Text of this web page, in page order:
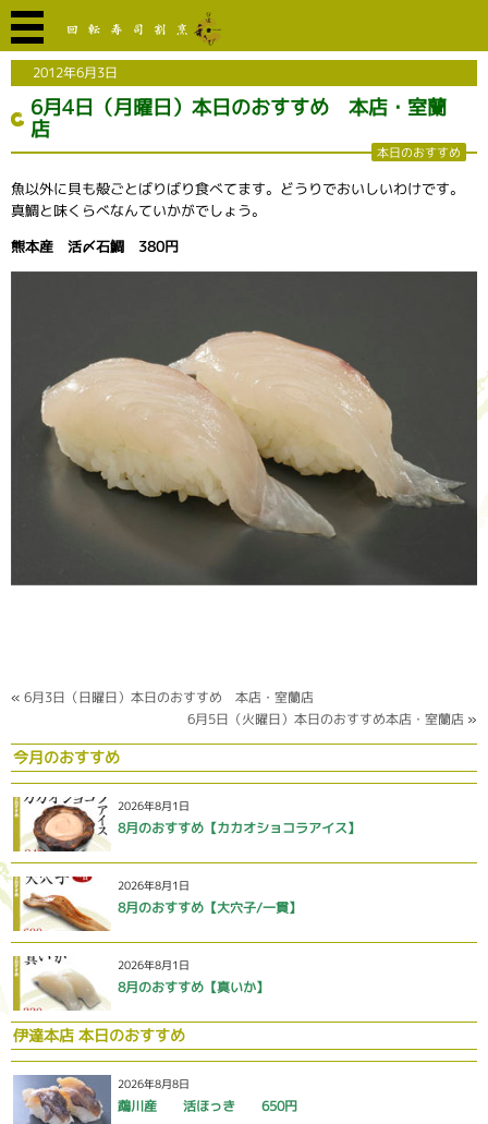
2012年6月3日
6月4日（月曜日）本日のおすすめ 本店・室蘭
店
本日のおすすめ
魚以外に貝も殻ごとばりばり食べてます。どうりでおいしいわけです。
真鯛と味くらべなんていかがでしょう。
熊本産 活〆石鯛 380円
« 6月3日（日曜日）本日のおすすめ 本店・室蘭店
6月5日（火曜日）本日のおすすめ本店・室蘭店 »
今月のおすすめ
2026年8月1日
8月のおすすめ【カカオショコラアイス】
2026年8月1日
8月のおすすめ【大穴子/一貫】
2026年8月1日
8月のおすすめ【真いか】
伊達本店 本日のおすすめ
2026年8月8日
鵡川産 活ほっき 650円